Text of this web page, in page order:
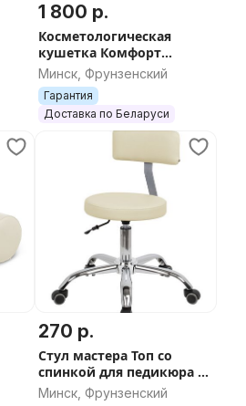
1 800 р.
Косметологическая
кушетка Комфорт
Гидравлика (высота
регулируется
гидравлическим
подъемником)
Минск, Фрунзенский
Гарантия
Доставка по Беларуси
270 р.
Стул мастера Топ со
спинкой для педикюра на
низком подъемнике (
Минск, Фрунзенский